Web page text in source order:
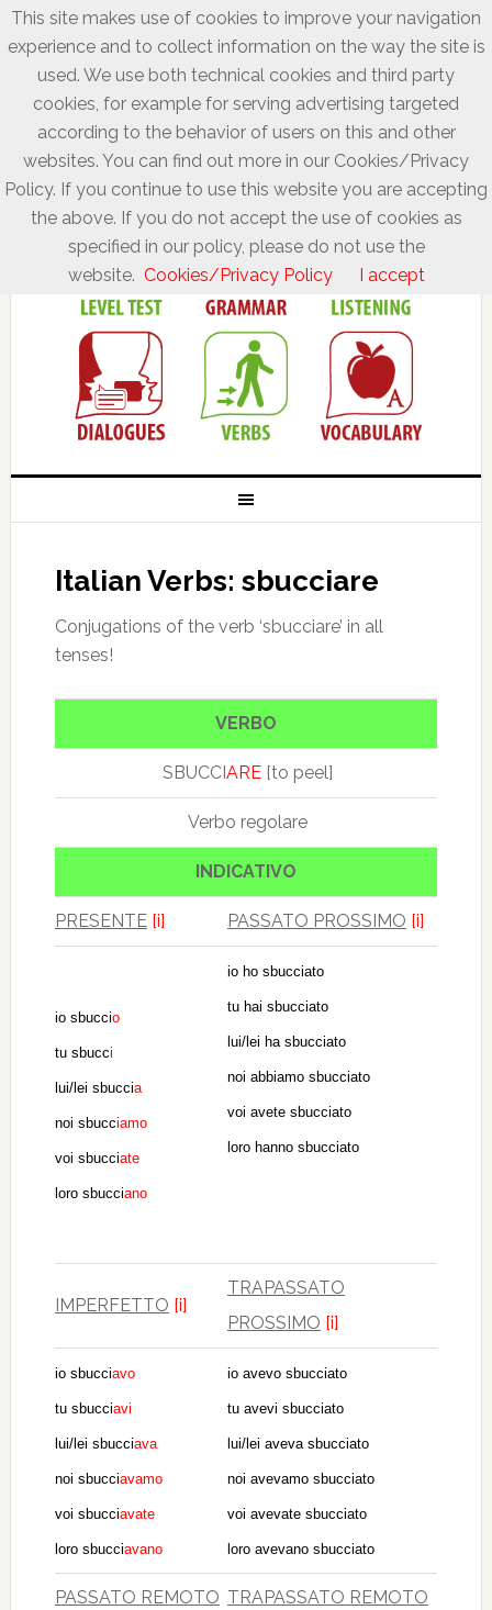
Italian Verbs: sbucciare
Conjugations of the verb ‘sbucciare’ in all
tenses!
VERBO
SBUCCIARE [to peel]
Verbo regolare
INDICATIVO
PRESENTE [i] PASSATO PROSSIMO [i]
io sbuccio
tu sbucci
lui/lei sbuccia
noi sbucciamo
voi sbucciate
loro sbucciano
io ho sbucciato
tu hai sbucciato
lui/lei ha sbucciato
noi abbiamo sbucciato
voi avete sbucciato
loro hanno sbucciato
IMPERFETTO [i]
TRAPASSATO
PROSSIMO [i]
io sbucciavo
tu sbucciavi
lui/lei sbucciava
noi sbucciavamo
voi sbucciavate
loro sbucciavano
io avevo sbucciato
tu avevi sbucciato
lui/lei aveva sbucciato
noi avevamo sbucciato
voi avevate sbucciato
loro avevano sbucciato
PASSATO REMOTO TRAPASSATO REMOTO
This site makes use of cookies to improve your navigation
experience and to collect information on the way the site is
used. We use both technical cookies and third party
cookies, for example for serving advertising targeted
according to the behavior of users on this and other
websites. You can find out more in our Cookies/Privacy
Policy. If you continue to use this website you are accepting
the above. If you do not accept the use of cookies as
specified in our policy, please do not use the
website. Cookies/Privacy Policy I accept